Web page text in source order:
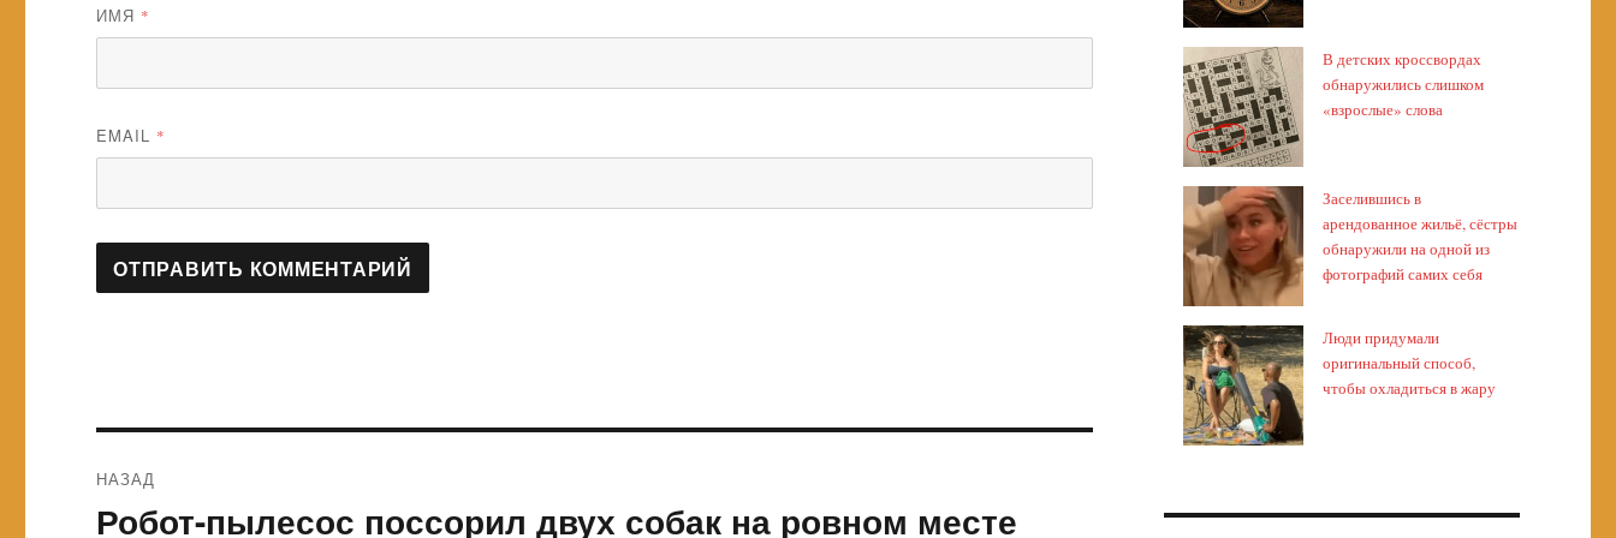
ИМЯ *
EMAIL *
по
НАЗАД
Предыдущая
Робот-пылесос поссорил двух собак на ровном месте
В детских кроссвордах
обнаружились слишком
«взрослые» слова
Заселившись в
арендованное жильё, сёстры
обнаружили на одной из
фотографий самих себя
Люди придумали
оригинальный способ,
чтобы охладиться в жару